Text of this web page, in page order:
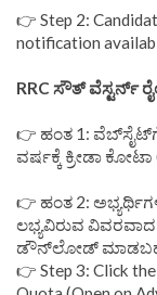
👉 Step 2:
notification
RRC ಸೌತ್ ವೆಸ್ಟರ್ನ್
👉 ಹಂತ 1:
ವರ್ಷಕ್ಕೆ ಕ್ರೀಡಾ
👉 ಹಂತ 2:
ಲಭ್ಯವಿರುವ ವಿವರವಾದ
ಡೌನ್‌ಲೋಡ್
👉 Step 3: Click